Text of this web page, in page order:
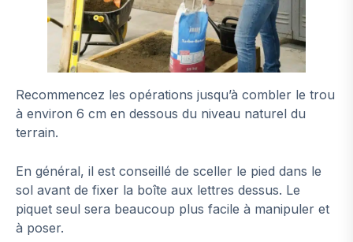
Recommencez les opérations jusqu’à combler le trou
à environ 6 cm en dessous du niveau naturel du
terrain.
En général, il est conseillé de sceller le pied dans le
sol avant de fixer la boîte aux lettres dessus. Le
piquet seul sera beaucoup plus facile à manipuler et
à poser.